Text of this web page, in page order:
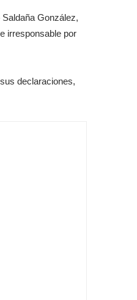
González,
irresponsable por
declaraciones,